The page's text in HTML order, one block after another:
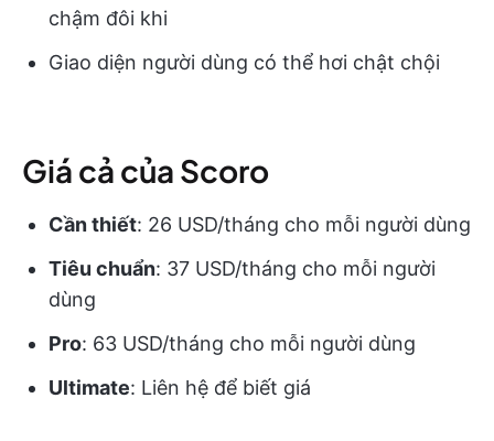
chậm đôi khi
Giao diện người dùng có thể hơi chật chội
Giá cả của Scoro
Cần thiết: 26 USD/tháng cho mỗi người dùng
Tiêu chuẩn: 37 USD/tháng cho mỗi người
dùng
Pro: 63 USD/tháng cho mỗi người dùng
Ultimate: Liên hệ để biết giá